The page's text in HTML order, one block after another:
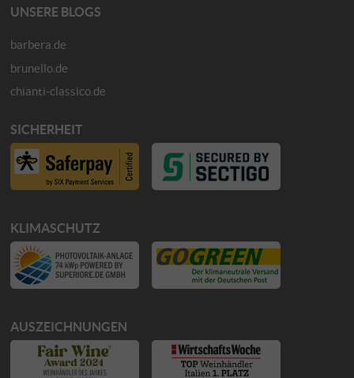
UNSERE BLOGS
barbera.de
brunello.de
chianti-classico.de
SICHERHEIT
KLIMASCHUTZ
AUSZEICHNUNGEN